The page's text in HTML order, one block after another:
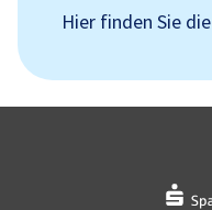
Hier finden Sie die